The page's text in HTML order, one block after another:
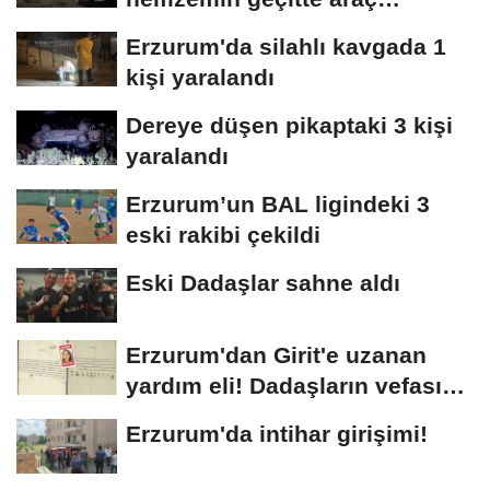
Erzurum'da silahlı kavgada 1
kişi yaralandı
Dereye düşen pikaptaki 3 kişi
yaralandı
Erzurum’un BAL ligindeki 3
eski rakibi çekildi
Eski Dadaşlar sahne aldı
Erzurum'dan Girit'e uzanan
yardım eli! Dadaşların vefası
Erzurum'da intihar girişimi!